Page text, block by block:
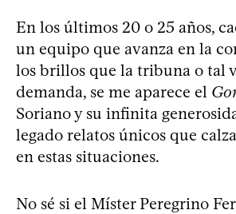
En los últimos 20 o 25 años,
un equipo que avanza en la
los brillos que la tribuna o tal
demanda, se me aparece el
Soriano y su infinita
legado relatos únicos que
en estas situaciones.
No sé si el Míster Peregrino